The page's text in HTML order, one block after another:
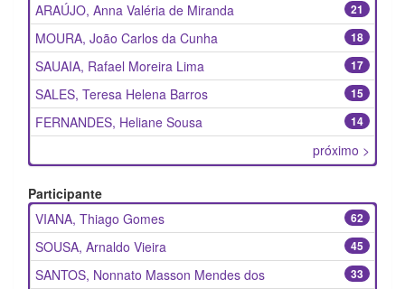
21
ARAÚJO, Anna Valéria de Miranda
18
MOURA, João Carlos da Cunha
17
SAUAIA, Rafael Moreira Lima
15
SALES, Teresa Helena Barros
14
FERNANDES, Heliane Sousa
próximo >
Participante
62
VIANA, Thiago Gomes
45
SOUSA, Arnaldo Vieira
33
SANTOS, Nonnato Masson Mendes dos